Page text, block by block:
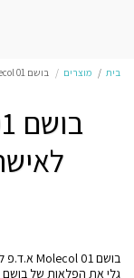
בית מוצרים בושם Molecol 01 א.ד.פ לאישה בניחוח מולקולרי